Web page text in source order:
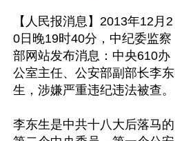
【人民报消息】2013年12月2
0日晚19时40分，中纪委监察
部网站发布消息：中央610办
公室主任、公安部副部长李东
生，涉嫌严重违纪违法被查。
李东生是中共十八大后落马的